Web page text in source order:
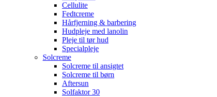
Cellulite
Fedtcreme
Hårfjerning & barbering
Hudpleje med lanolin
Pleje til tør hud
Specialpleje
Solcreme
Solcreme til ansigtet
Solcreme til børn
Aftersun
Solfaktor 30